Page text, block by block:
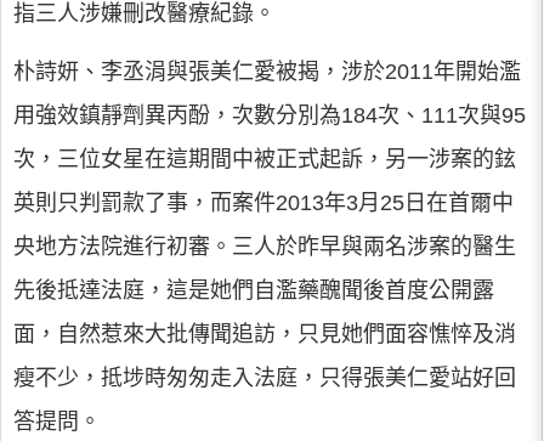
指三人涉嫌刪改醫療紀錄。
朴詩妍、李丞涓與張美仁愛被揭，涉於2011年開始濫
用強效鎮靜劑異丙酚，次數分別為184次、111次與95
次，三位女星在這期間中被正式起訴，另一涉案的鉉
英則只判罰款了事，而案件2013年3月25日在首爾中
央地方法院進行初審。三人於昨早與兩名涉案的醫生
先後抵達法庭，這是她們自濫藥醜聞後首度公開露
面，自然惹來大批傳聞追訪，只見她們面容憔悴及消
瘦不少，抵埗時匆匆走入法庭，只得張美仁愛站好回
答提問。